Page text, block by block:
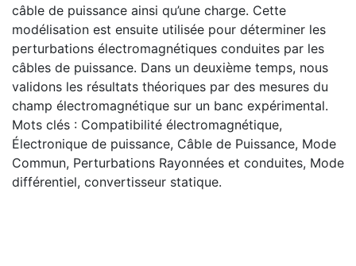
câble de puissance ainsi qu’une charge. Cette
modélisation est ensuite utilisée pour déterminer les
perturbations électromagnétiques conduites par les
câbles de puissance. Dans un deuxième temps, nous
validons les résultats théoriques par des mesures du
champ électromagnétique sur un banc expérimental.
Mots clés : Compatibilité électromagnétique,
Électronique de puissance, Câble de Puissance, Mode
Commun, Perturbations Rayonnées et conduites, Mode
différentiel, convertisseur statique.